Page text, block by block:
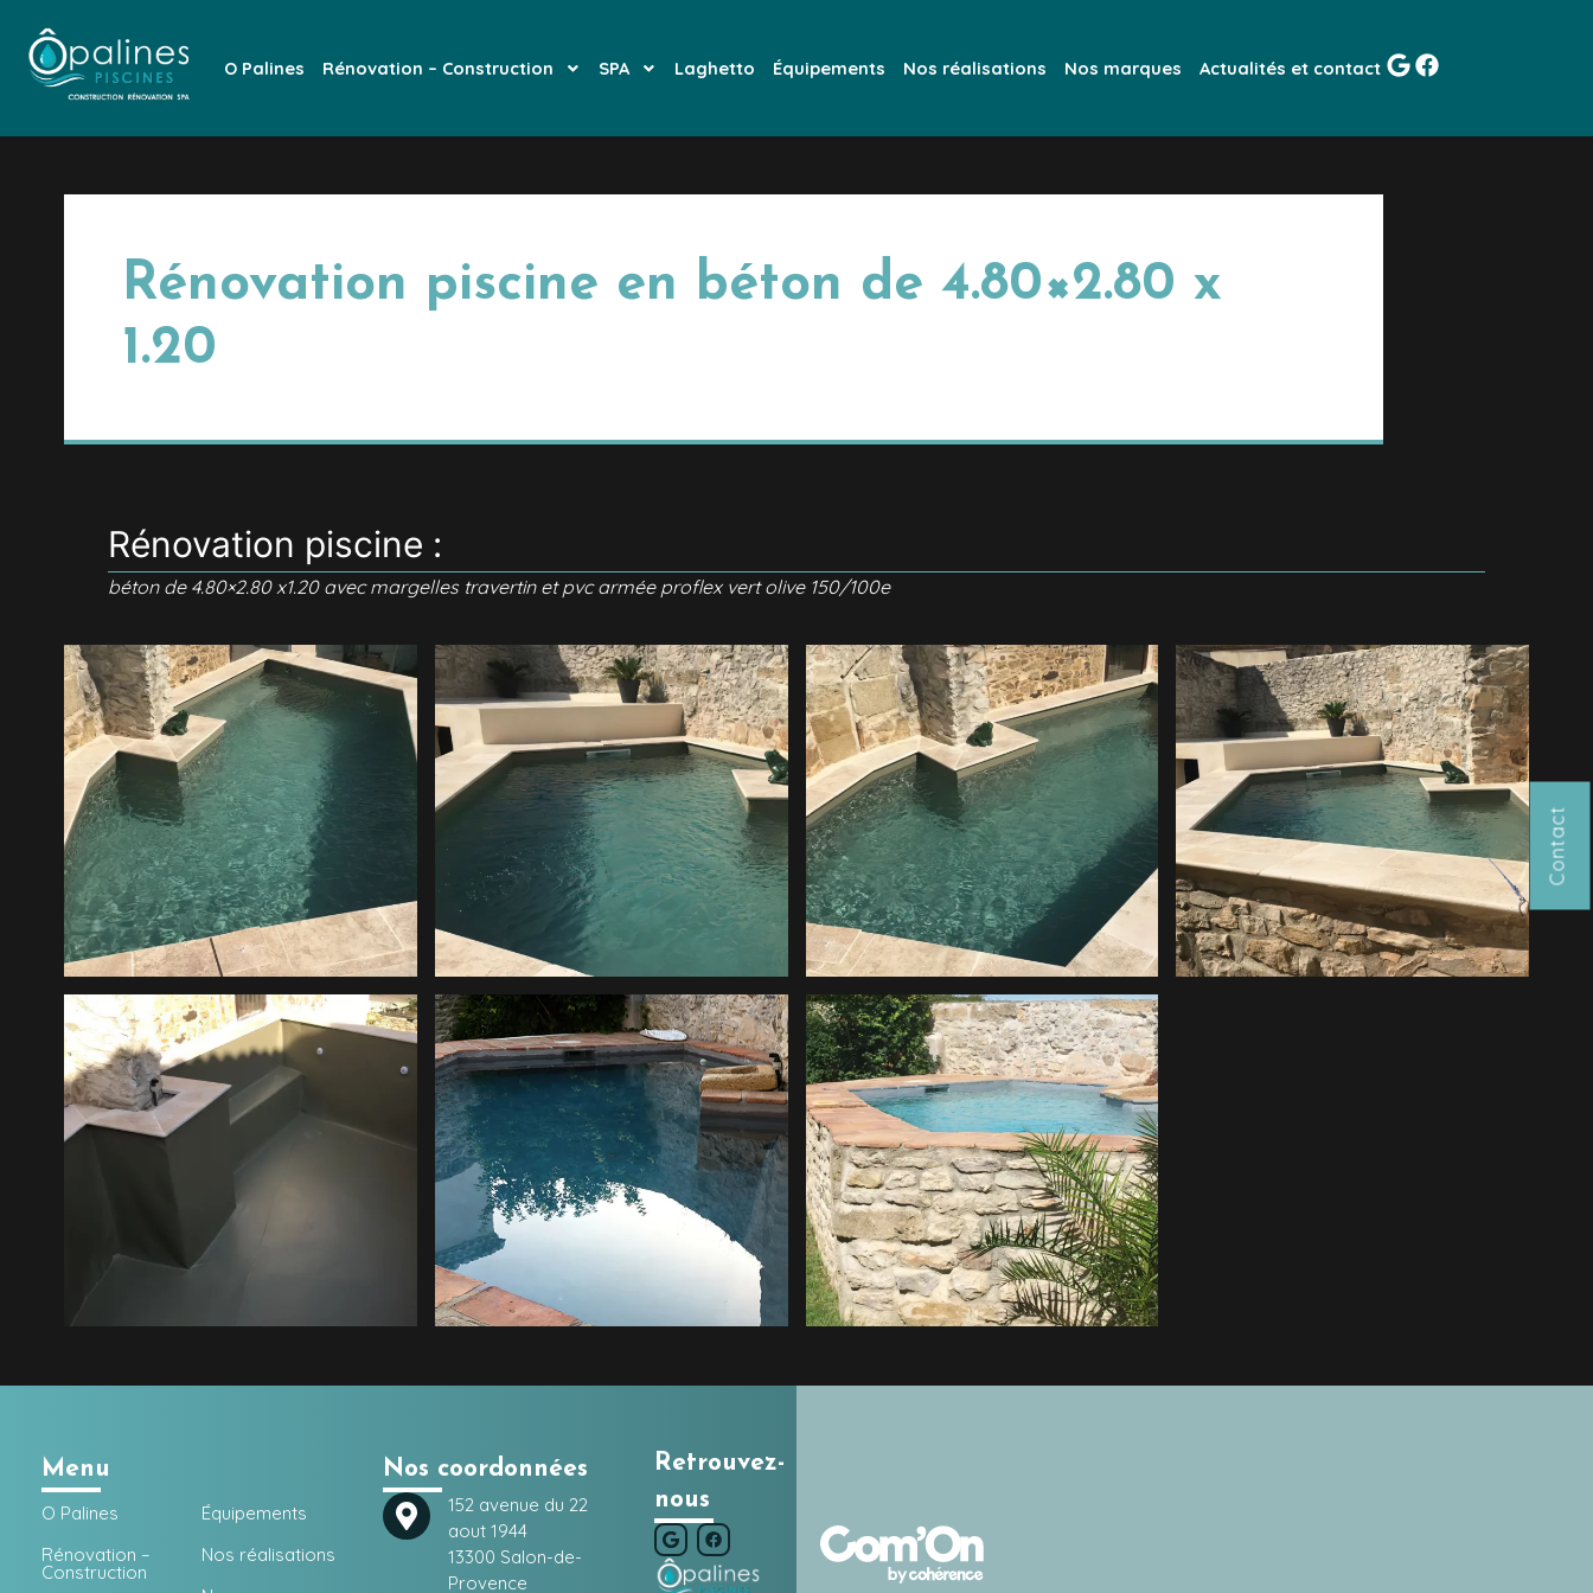
O Palines Rénovation – Construction SPA Laghetto Équipements Nos réalisations Nos marques Actualités et contact
Rénovation piscine en béton de 4.80×2.80 x
1.20
Rénovation piscine :
béton de 4.80×2.80 x1.20 avec margelles travertin et pvc armée proflex vert olive 150/100e
Menu
O Palines
Rénovation –
Construction
Équipements
Nos réalisations
Nos coordonnées
152 avenue du 22
aout 1944
13300 Salon-de-
Provence
Retrouvez-
nous
Contact